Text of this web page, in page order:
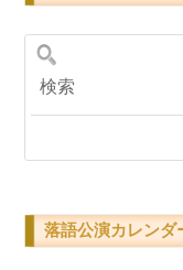
落語公演カレンダ